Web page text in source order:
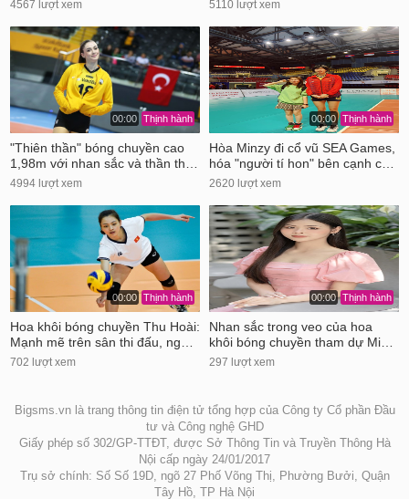
4567 lượt xem 5110 lượt xem
00:00 Thịnh hành
"Thiên thần" bóng chuyền cao
1,98m với nhan sắc và thần th…
4994 lượt xem
00:00 Thịnh hành
Hòa Minzy đi cổ vũ SEA Games,
hóa "người tí hon" bên cạnh c…
2620 lượt xem
00:00 Thịnh hành
Hoa khôi bóng chuyền Thu Hoài:
Mạnh mẽ trên sân thi đấu, ng…
702 lượt xem
00:00 Thịnh hành
Nhan sắc trong veo của hoa
khôi bóng chuyền tham dự Mi…
297 lượt xem
Bigsms.vn là trang thông tin điện tử tổng hợp của Công ty Cổ phần Đầu
tư và Công nghệ GHD
Giấy phép số 302/GP-TTĐT, được Sở Thông Tin và Truyền Thông Hà
Nội cấp ngày 24/01/2017
Trụ sở chính: Số Số 19D, ngõ 27 Phố Võng Thị, Phường Bưởi, Quận
Tây Hồ, TP Hà Nội